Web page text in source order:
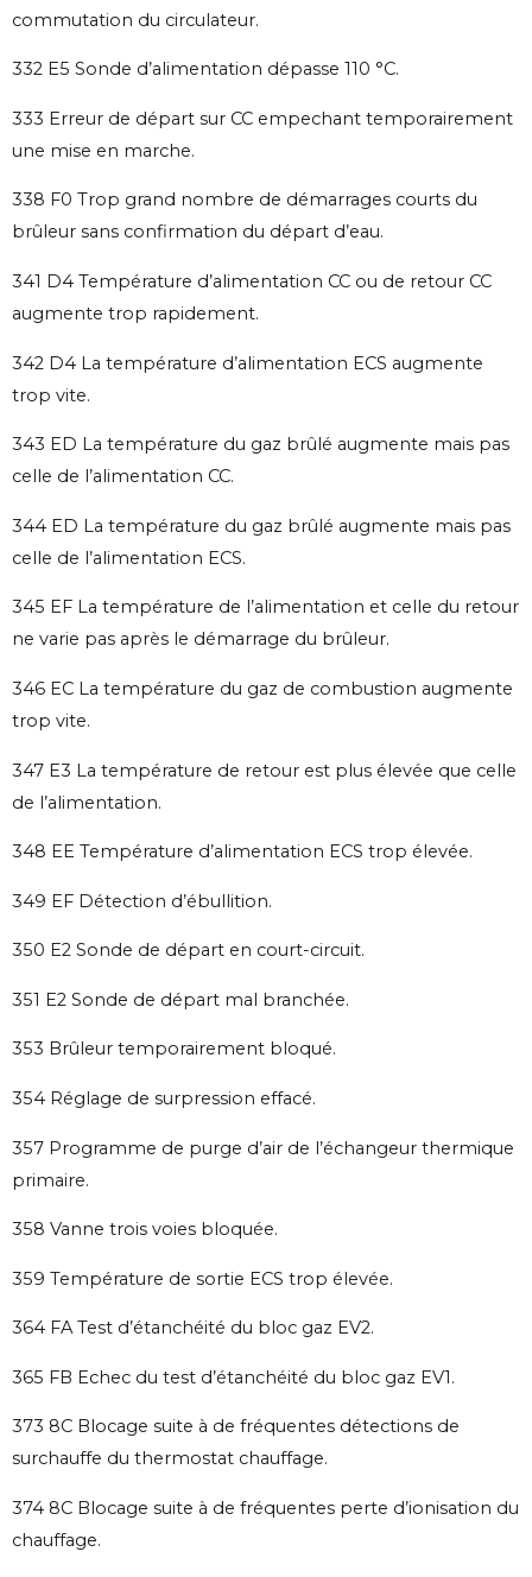
commutation du circulateur.
332 E5 Sonde d’alimentation dépasse 110 °C.
333 Erreur de départ sur CC empechant temporairement
une mise en marche.
338 F0 Trop grand nombre de démarrages courts du
brûleur sans confirmation du départ d’eau.
341 D4 Température d’alimentation CC ou de retour CC
augmente trop rapidement.
342 D4 La température d’alimentation ECS augmente
trop vite.
343 ED La température du gaz brûlé augmente mais pas
celle de l’alimentation CC.
344 ED La température du gaz brûlé augmente mais pas
celle de l’alimentation ECS.
345 EF La température de l’alimentation et celle du retour
ne varie pas après le démarrage du brûleur.
346 EC La température du gaz de combustion augmente
trop vite.
347 E3 La température de retour est plus élevée que celle
de l’alimentation.
348 EE Température d’alimentation ECS trop élevée.
349 EF Détection d’ébullition.
350 E2 Sonde de départ en court-circuit.
351 E2 Sonde de départ mal branchée.
353 Brûleur temporairement bloqué.
354 Réglage de surpression effacé.
357 Programme de purge d’air de l’échangeur thermique
primaire.
358 Vanne trois voies bloquée.
359 Température de sortie ECS trop élevée.
364 FA Test d’étanchéité du bloc gaz EV2.
365 FB Echec du test d’étanchéité du bloc gaz EV1.
373 8C Blocage suite à de fréquentes détections de
surchauffe du thermostat chauffage.
374 8C Blocage suite à de fréquentes perte d’ionisation du
chauffage.